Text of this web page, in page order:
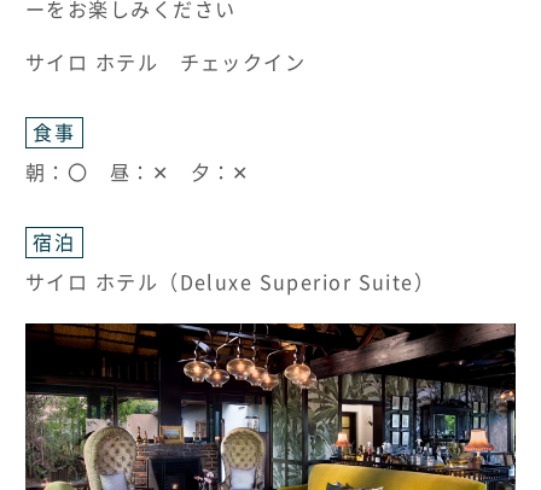
ーをお楽しみください
サイロ ホテル チェックイン
食事
朝：〇 昼：✕ 夕：✕
宿泊
サイロ ホテル（Deluxe Superior Suite）